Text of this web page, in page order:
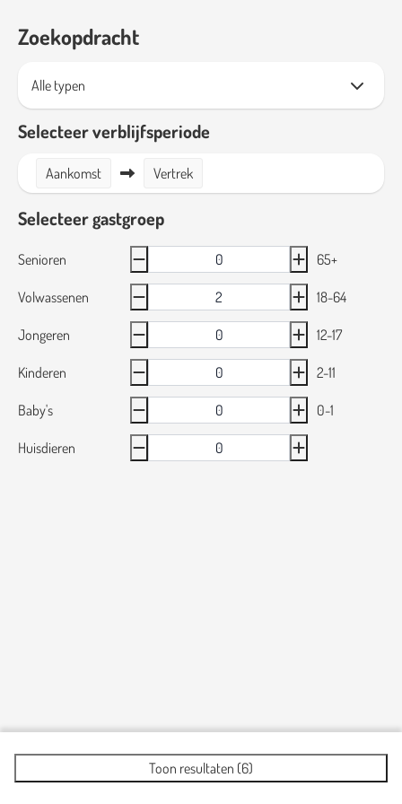
Zoekopdracht
Selecteer verblijfsperiode
Aankomst Vertrek
Selecteer gastgroep
Senioren 65+
Volwassenen 18-64
Jongeren 12-17
Kinderen 2-11
Baby's 0-1
Huisdieren
Toon resultaten (6)